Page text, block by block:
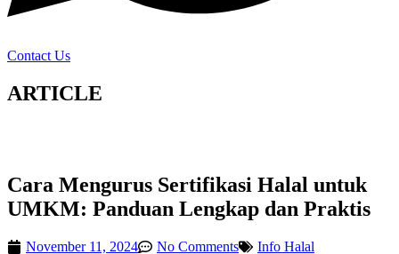
Contact Us
ARTICLE
Cara Mengurus Sertifikasi Halal untuk
UMKM: Panduan Lengkap dan Praktis
November 11, 2024 No Comments Info Halal